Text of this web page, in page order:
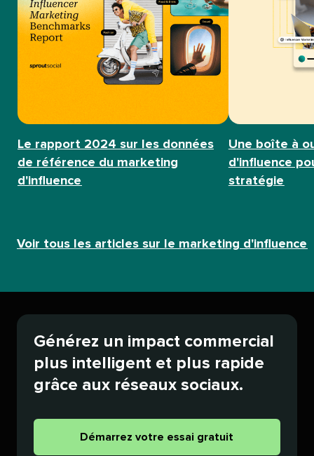
Le rapport 2024 sur les données
de référence du marketing
d'influence​​
Une boîte à
d'influence
stratégie​​
Voir tous les articles sur le marketing d'influence​​
Générez un impact commercial
plus intelligent et plus rapide
grâce aux réseaux sociaux.​​
Démarrez votre essai gratuit​​